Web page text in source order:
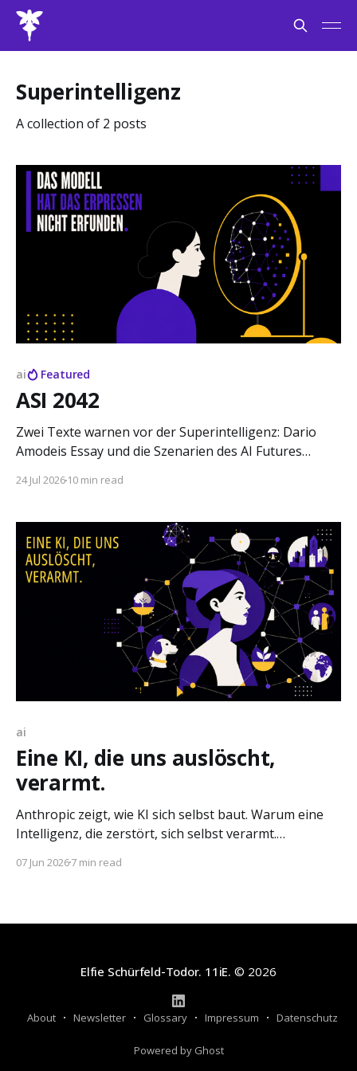
Superintelligenz
A collection of 2 posts
ai Featured
ASI 2042
Zwei Texte warnen vor der Superintelligenz: Dario
Amodeis Essay und die Szenarien des AI Futures
Experiment, das seine eigene Angst erzeugt, ein
stellt.
24 Jul 2026 10 min read
ai
Eine KI, die uns auslöscht,
verarmt.
Anthropic zeigt, wie KI sich selbst baut. Warum eine
Intelligenz, die zerstört, sich selbst verarmt.
07 Jun 20267 min read
Elfie Schürfeld-Todor. 11iE. © 2026
About Newsletter Glossary Impressum Datenschutz
Powered by Ghost